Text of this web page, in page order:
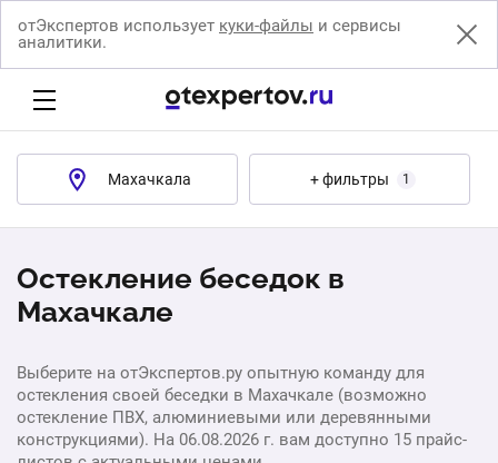
отЭкспертов использует куки-файлы и сервисы
аналитики.
Махачкала + фильтры 1
Остекление беседок в
Махачкале
Выберите на отЭкспертов.ру опытную команду для
остекления своей беседки в Махачкале (возможно
остекление ПВХ, алюминиевыми или деревянными
конструкциями). На 06.08.2026 г. вам доступно 15 прайс-